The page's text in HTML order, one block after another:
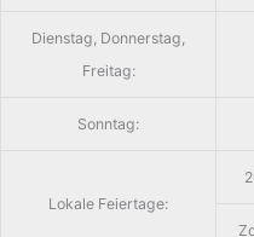
Dienstag, Donnerstag,
Freitag:
Sonntag:
Lokale Feiertage: